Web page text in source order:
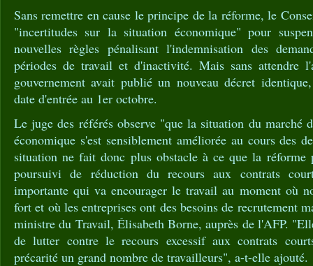
Sans remettre en cause le principe de la réforme, le
"incertitudes sur la situation économique" pour
nouvelles règles pénalisant l'indemnisation des
périodes de travail et d'inactivité. Mais sans attendre
gouvernement avait publié un nouveau décret
date d'entrée au 1er octobre.
Le juge des référés observe "que la situation du marché
économique s'est sensiblement améliorée au cours des
situation ne fait donc plus obstacle à ce que la réforme
poursuivi de réduction du recours aux contrats
importante qui va encourager le travail au moment où
fort et où les entreprises ont des besoins de recrutement
ministre du Travail, Élisabeth Borne, auprès de l'AFP.
de lutter contre le recours excessif aux contrats
précarité un grand nombre de travailleurs", a-t-elle ajouté.